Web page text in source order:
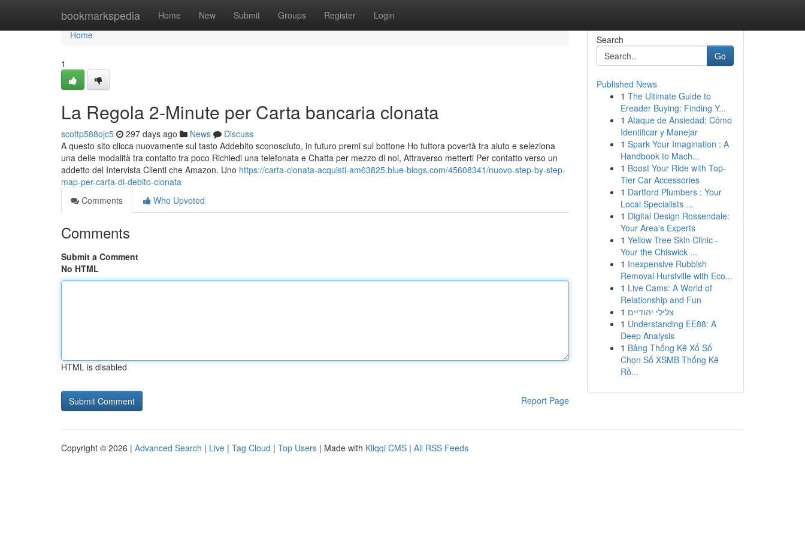
bookmarkspedia Home New Submit Groups Register Login
Home
Home
1
La Regola 2-Minute per Carta bancaria clonata
scottp588ojc5 297 days ago News
Discuss
A questo sito clicca nuovamente sul tasto Addebito sconosciuto, in futuro premi sul bottone Ho tuttora povertà tra aiuto e seleziona
una delle modalità tra contatto tra poco Richiedi una telefonata e Chatta per mezzo di noi, Attraverso metterti Per contatto verso un
addetto del Intervista Clienti che Amazon. Uno https://carta-clonata-acquisti-am63825.blue-blogs.com/45608341/nuovo-step-by-step-
map-per-carta-di-debito-clonata
Comments
Who Upvoted
Comments
Submit a Comment
No HTML
HTML is disabled
Report Page
Search
Go
Published News
1 The Ultimate Guide to
Ereader Buying: Finding Y...
1 Ataque de Ansiedad: Cómo
Identificar y Manejar
1 Spark Your Imagination : A
Handbook to Mach...
1 Boost Your Ride with Top-
Tier Car Accessories
1 Dartford Plumbers : Your
Local Specialists ...
1 Digital Design Rossendale:
Your Area's Experts
1 Yellow Tree Skin Clinic -
Your the Chiswick ...
1 Inexpensive Rubbish
Removal Hurstville with Eco...
1 Live Cams: A World of
Relationship and Fun
1 צלילי יהודיים
1 Understanding EE88: A
Deep Analysis
1 Bảng Thống Kê Xổ Số
Chọn Số XSMB Thống Kê
Rồ...
Copyright © 2026 | Advanced Search | Live | Tag Cloud | Top Users | Made with Kliqqi CMS | All RSS Feeds